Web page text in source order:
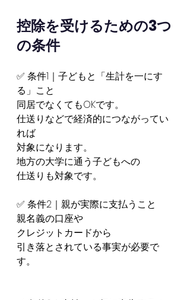
控除を受けるための3つ
の条件
✅ 条件1｜子どもと「生計を一にす
る」こと
同居でなくてもOKです。
仕送りなどで経済的につながってい
れば
対象になります。
地方の大学に通う子どもへの
仕送りも対象です。
✅ 条件2｜親が実際に支払うこと
親名義の口座や
クレジットカードから
引き落とされている事実が必要で
す。